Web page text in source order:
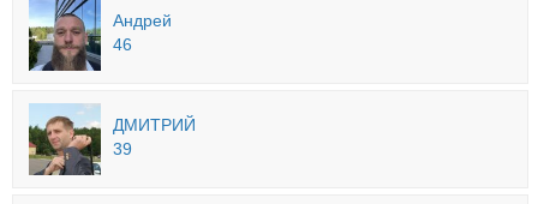
Андрей
46
ДМИТРИЙ
39